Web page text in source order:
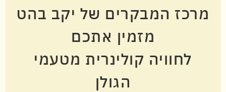
מרכז המבקרים של יקב בהט
מזמין אתכם
לחוויה קולינרית מטעמי
הגולן